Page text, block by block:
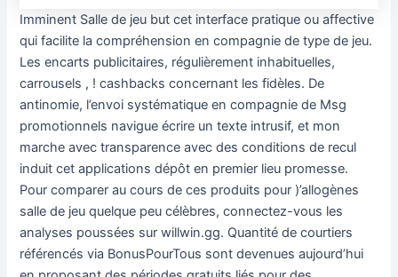
Imminent Salle de jeu but cet interface pratique ou affective
qui facilite la compréhension en compagnie de type de jeu.
Les encarts publicitaires, régulièrement inhabituelles,
carrousels , ! cashbacks concernant les fidèles. De
antinomie, l’envoi systématique en compagnie de Msg
promotionnels navigue écrire un texte intrusif, et mon
marche avec transparence avec des conditions de recul
induit cet applications dépôt en premier lieu promesse.
Pour comparer au cours de ces produits pour )’allogènes
salle de jeu quelque peu célèbres, connectez-vous les
analyses poussées sur willwin.gg. Quantité de courtiers
référencés via BonusPourTous sont devenues aujourd’hui